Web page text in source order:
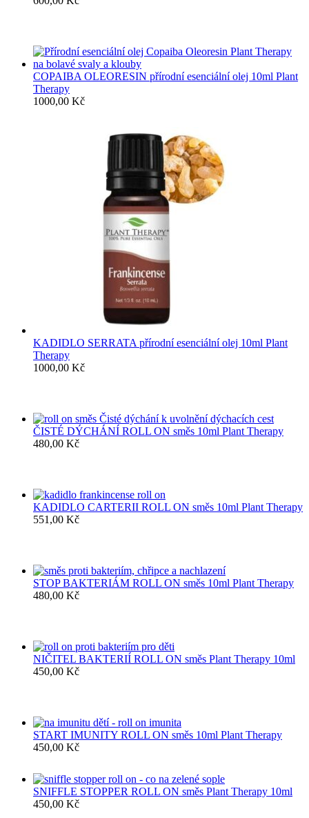
COPAIBA OLEORESIN přírodní esenciální olej 10ml Plant
Therapy
1000,00 Kč
KADIDLO SERRATA přírodní esenciální olej 10ml Plant
Therapy
1000,00 Kč
ČISTÉ DÝCHÁNÍ ROLL ON směs 10ml Plant Therapy
480,00 Kč
KADIDLO CARTERII ROLL ON směs 10ml Plant Therapy
551,00 Kč
STOP BAKTERIÁM ROLL ON směs 10ml Plant Therapy
480,00 Kč
NIČITEL BAKTERIÍ ROLL ON směs Plant Therapy 10ml
450,00 Kč
START IMUNITY ROLL ON směs 10ml Plant Therapy
450,00 Kč
SNIFFLE STOPPER ROLL ON směs Plant Therapy 10ml
450,00 Kč